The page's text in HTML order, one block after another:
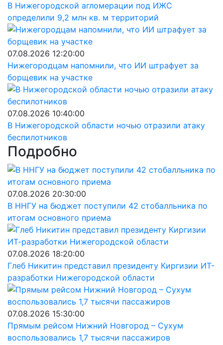
В Нижегородской агломерации под ИЖС
определили 9,2 млн кв. м территорий
07.08.2026 12:20:00
Нижегородцам напомнили, что ИИ штрафует за
борщевик на участке
07.08.2026 10:40:00
В Нижегородской области ночью отразили атаку
беспилотников
Подробно
07.08.2026 20:30:00
В ННГУ на бюджет поступили 42 стобалльника по
итогам основного приема
07.08.2026 18:20:00
Глеб Никитин представил президенту Киргизии ИТ-
разработки Нижегородской области
07.08.2026 15:30:00
Прямым рейсом Нижний Новгород – Сухум
воспользовались 1,7 тысячи пассажиров